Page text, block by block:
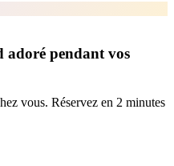
pendant vos
vous. Réservez en 2 minutes